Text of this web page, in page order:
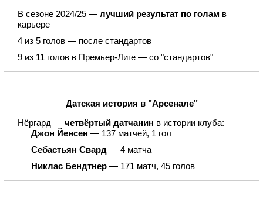
В сезоне 2024/25 — лучший результат по голам в
карьере
4 из 5 голов — после стандартов
9 из 11 голов в Премьер-Лиге — со "стандартов"
Датская история в "Арсенале"
Нёргард — четвёртый датчанин в истории клуба:
Джон Йенсен — 137 матчей, 1 гол
Себастьян Свард — 4 матча
Никлас Бендтнер — 171 матч, 45 голов